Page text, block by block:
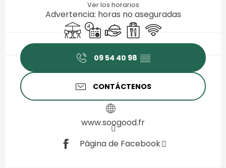
Ver los horarios
Advertencia: horas no aseguradas
TerrazaSólo con reserva previa
Servicio de catering
Venta de comida para
Wifi
09 54 40 98 ▒▒
CONTÁCTENOS
www.soogood.fr
Página de Facebook